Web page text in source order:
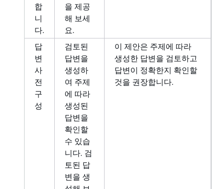
합
니
다.
을 제공
해 보세
요.
답
변
사
전
구
성
검토된
답변을
생성하
여 주제
에 따라
생성된
답변을
확인할
수 있습
니다. 검
토된 답
변을 생
이 제안은 주제에 따라
생성한 답변을 검토하고
답변이 정확한지 확인할
것을 권장합니다.